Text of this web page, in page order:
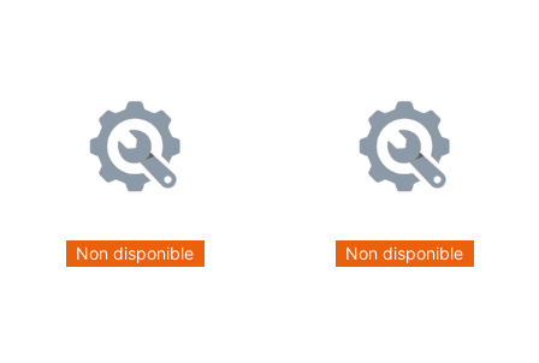
Non disponible Non disponible